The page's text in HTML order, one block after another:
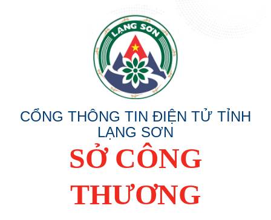
CỔNG THÔNG TIN ĐIỆN TỬ TỈNH
LẠNG SƠN
SỞ CÔNG
THƯƠNG